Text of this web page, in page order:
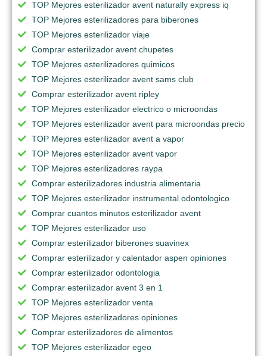
TOP Mejores esterilizador avent naturally express iq
TOP Mejores esterilizadores para biberones
TOP Mejores esterilizador viaje
Comprar esterilizador avent chupetes
TOP Mejores esterilizadores quimicos
TOP Mejores esterilizador avent sams club
Comprar esterilizador avent ripley
TOP Mejores esterilizador electrico o microondas
TOP Mejores esterilizador avent para microondas precio
TOP Mejores esterilizador avent a vapor
TOP Mejores esterilizador avent vapor
TOP Mejores esterilizadores raypa
Comprar esterilizadores industria alimentaria
TOP Mejores esterilizador instrumental odontologico
Comprar cuantos minutos esterilizador avent
TOP Mejores esterilizador uso
Comprar esterilizador biberones suavinex
Comprar esterilizador y calentador aspen opiniones
Comprar esterilizador odontologia
Comprar esterilizador avent 3 en 1
TOP Mejores esterilizador venta
TOP Mejores esterilizadores opiniones
Comprar esterilizadores de alimentos
TOP Mejores esterilizador egeo